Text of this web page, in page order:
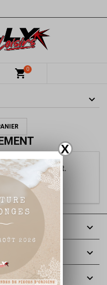
X
shopping_cart0
le désagrément.


